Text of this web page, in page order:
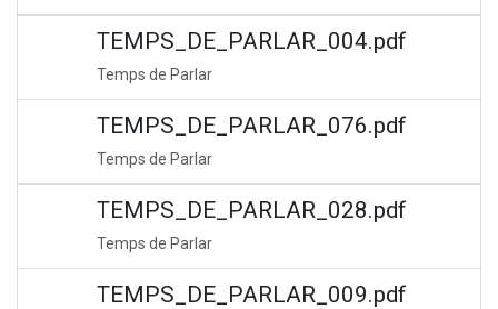
TEMPS_DE_PARLAR_004.pdf
Temps de Parlar
TEMPS_DE_PARLAR_076.pdf
Temps de Parlar
TEMPS_DE_PARLAR_028.pdf
Temps de Parlar
TEMPS_DE_PARLAR_009.pdf